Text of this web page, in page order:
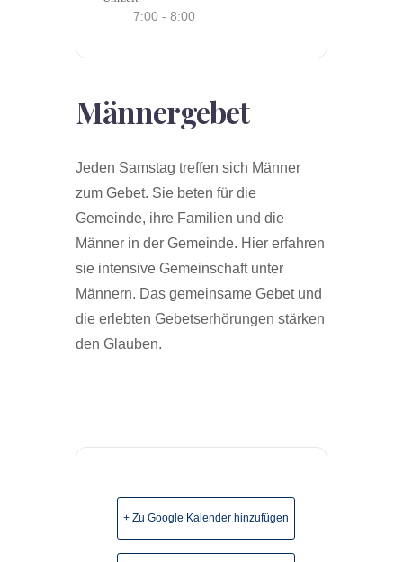
7:00 - 8:00
Männergebet
Jeden Samstag treffen sich Männer
zum Gebet. Sie beten für die
Gemeinde, ihre Familien und die
Männer in der Gemeinde. Hier erfahren
sie intensive Gemeinschaft unter
Männern. Das gemeinsame Gebet und
die erlebten Gebetserhörungen stärken
den Glauben.
+ Zu Google Kalender hinzufügen